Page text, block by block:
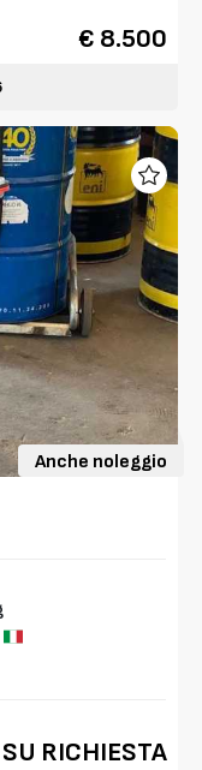
€ 8.500
Anche noleggio
SU RICHIESTA